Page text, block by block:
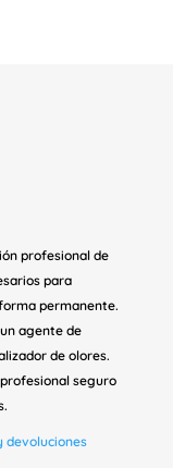
profesional de
para
permanente.
agente de
de olores.
seguro
devoluciones